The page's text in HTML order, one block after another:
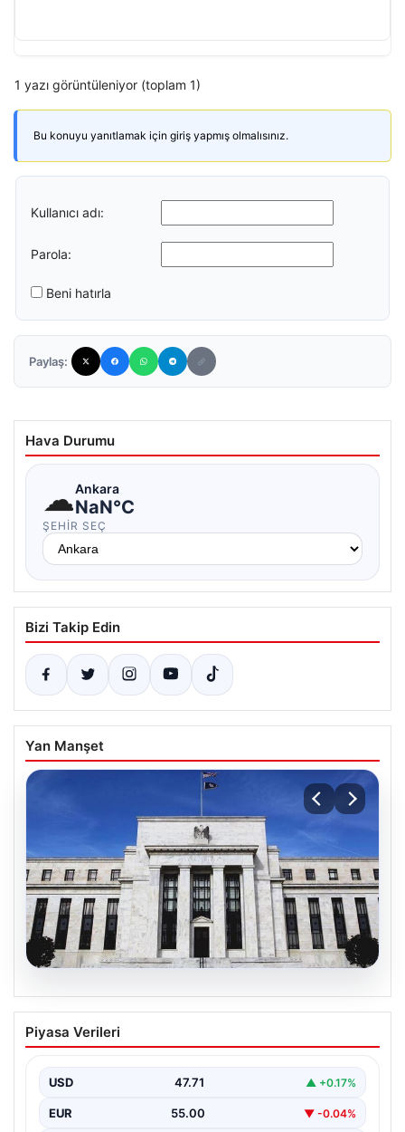
1 yazı görüntüleniyor (toplam 1)
Bu konuyu yanıtlamak için giriş yapmış olmalısınız.
Kullanıcı adı:
Parola:
Beni hatırla
Paylaş:
Hava Durumu
☁Ankara
NaN°C
ŞEHIR SEÇ
Bizi Takip Edin
Yan Manşet
06.08.2026
Fed faizi sabit tuttu
Piyasa Verileri
USD 47.71 ▲ +0.17%
EUR 55.00 ▼ -0.04%